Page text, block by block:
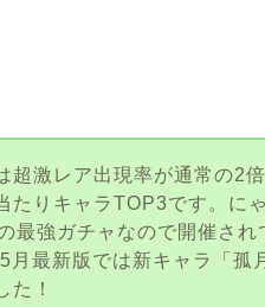
超激レア出現率が通常の2
たりキャラTOP3です。に
最強ガチャなので開催され
月最新版では新キャラ「孤
た！